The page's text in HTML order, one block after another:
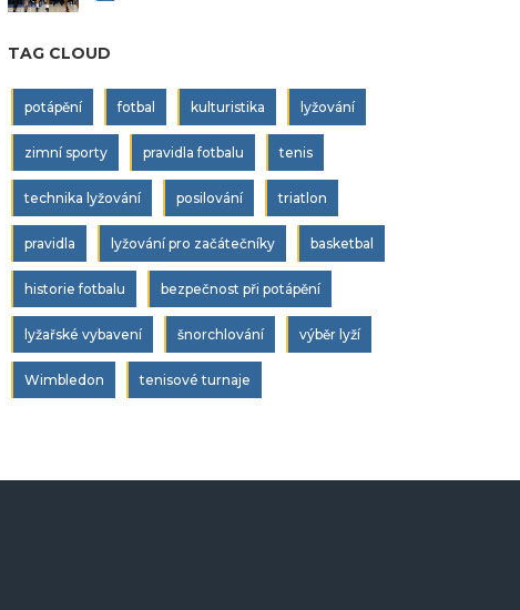
TAG CLOUD
potápění fotbal kulturistika lyžování
zimní sporty pravidla fotbalu tenis
technika lyžování posilování triatlon
pravidla lyžování pro začátečníky basketbal
historie fotbalu bezpečnost při potápění
lyžařské vybavení šnorchlování výběr lyží
Wimbledon tenisové turnaje